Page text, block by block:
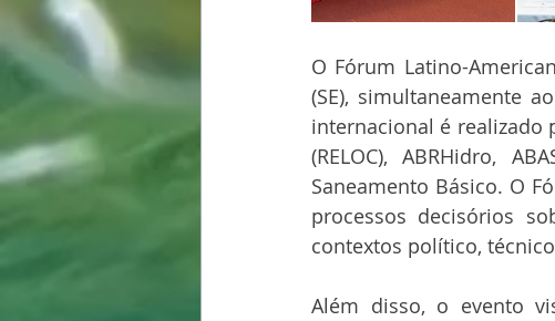
O Fórum Latino-
(SE), simultaneamente
internacional é realizado
(RELOC), ABRHidro,
Saneamento Básico. O
processos decisórios
contextos político,
Além disso, o evento